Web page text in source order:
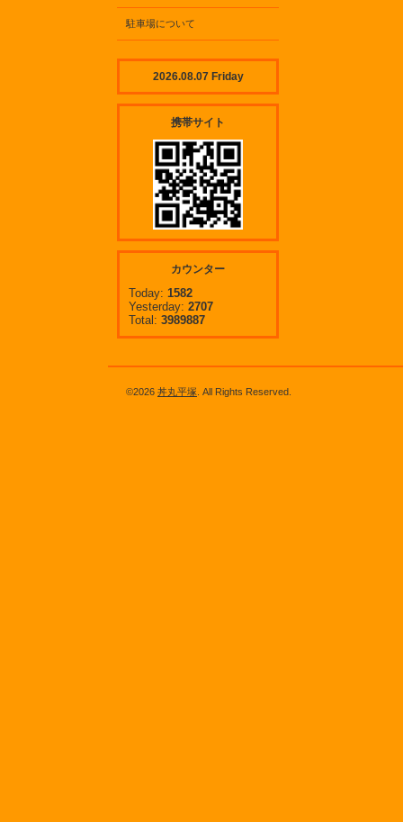
駐車場について
2026.08.07 Friday
携帯サイト
カウンター
Today: 1582
Yesterday: 2707
Total: 3989887
©2026 丼丸平塚 . All Rights Reserved.